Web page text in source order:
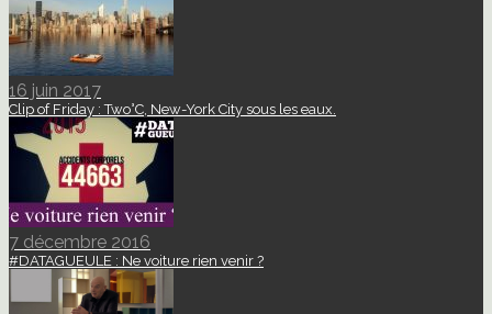
16 juin 2017
Clip of Friday : Two°C, New-York City sous les eaux.
7 décembre 2016
#DATAGUEULE : Ne voiture rien venir ?